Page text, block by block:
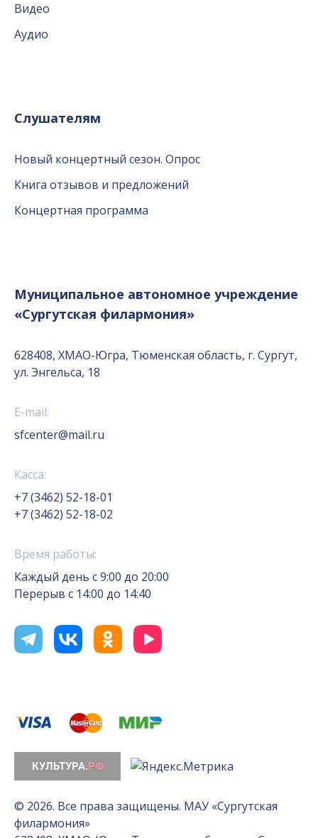
Видео
Аудио
Слушателям
Новый концертный сезон. Опрос
Книга отзывов и предложений
Концертная программа
Муниципальное автономное учреждение
«Сургутская филармония»
628408, ХМАО-Югра, Тюменская область, г. Сургут,
ул. Энгельса, 18
E-mail:
sfcenter@mail.ru
Касса:
+7 (3462) 52-18-01
+7 (3462) 52-18-02
Время работы:
Каждый день с 9:00 до 20:00
Перерыв с 14:00 до 14:40
© 2026. Все права защищены. МАУ «Сургутская
филармония»